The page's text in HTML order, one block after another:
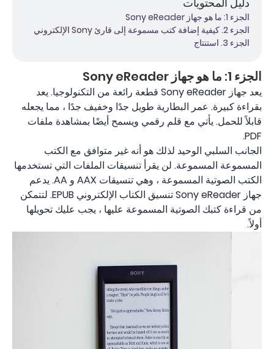
الجزء 1: ما هو جهاز Sony eReader
الجزء 2. كيفية إضافة كتب مسموعة إلى قارئ Sony الإلكتروني
الجزء 3. استنتاج
الجزء 1: ما هو جهاز Sony eReader
يعد جهاز Sony eReader قطعة رائعة من التكنولوجيا. يعد
بقراءة كبيرة. عمر البطارية طويل جدًا وخفيف جدًا ، مما يجعله
قابلاً للحمل. يأتي مع قلم رقمي ويسمح أيضًا بمشاهدة ملفات
PDF.
الجانب السلبي الوحيد لذلك هو أنه غير متوافق مع الكتب
المسموعة المسموعة. لن يقرأ تنسيقات الملفات التي تستخدمها
الكتب الصوتية المسموعة ، وهي تنسيقات AAX و AA. يدعم
جهاز Sony eReader تنسيق الكتاب الإلكتروني EPUB. لتتمكن
من قراءة كتبك الصوتية المسموعة عليها ، يجب عليك تحويلها
أولاً.